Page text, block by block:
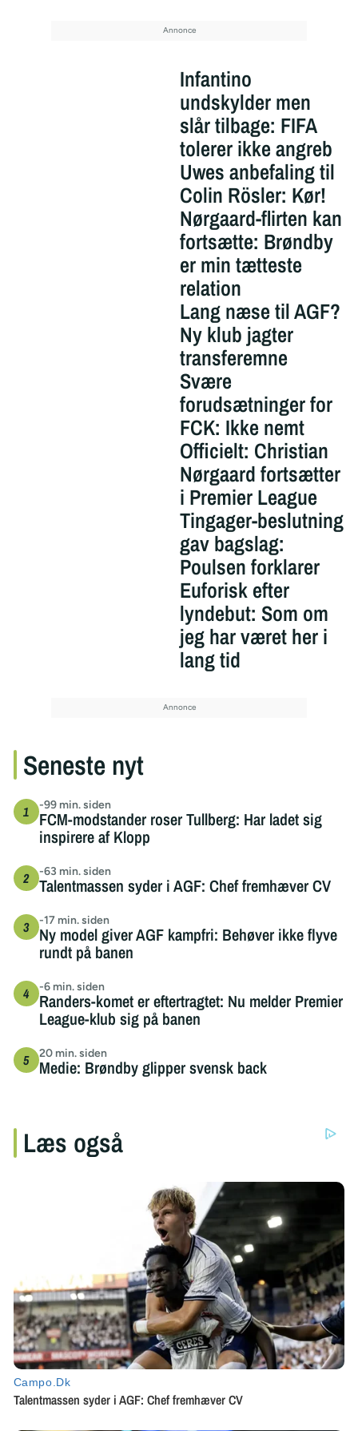
Infantino
undskylder men
slår tilbage: FIFA
tolerer ikke angreb
Uwes anbefaling til
Colin Rösler: Kør!
Nørgaard-flirten kan
fortsætte: Brøndby
er min tætteste
relation
Lang næse til AGF?
Ny klub jagter
transferemne
Svære
forudsætninger for
FCK: Ikke nemt
Officielt: Christian
Nørgaard fortsætter
i Premier League
Tingager-beslutning
gav bagslag:
Poulsen forklarer
Euforisk efter
lyndebut: Som om
jeg har været her i
lang tid
Seneste nyt
-99 min. siden
FCM-modstander roser Tullberg: Har ladet sig
inspirere af Klopp
-63 min. siden
Talentmassen syder i AGF: Chef fremhæver CV
-17 min. siden
Ny model giver AGF kampfri: Behøver ikke flyve
rundt på banen
-6 min. siden
Randers-komet er eftertragtet: Nu melder Premier
League-klub sig på banen
20 min. siden
Medie: Brøndby glipper svensk back